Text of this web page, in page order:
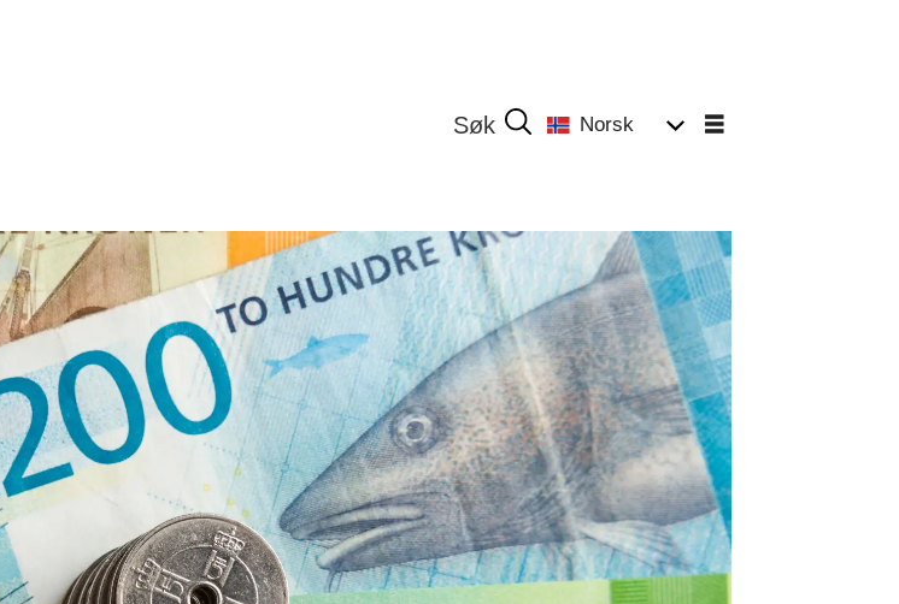
Norsk